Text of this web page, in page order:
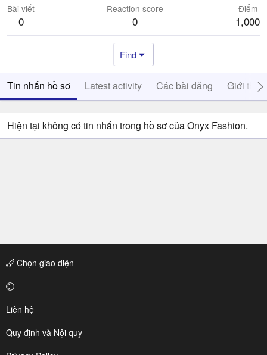
Bài viết
0
Reaction score
0
Điểm
1,000
Find
Tin nhắn hồ sơ Latest activity Các bài đăng Giới thiệu
Hiện tại không có tin nhắn trong hồ sơ của Onyx Fashion.
Chọn giao diện
Liên hệ
Quy định và Nội quy